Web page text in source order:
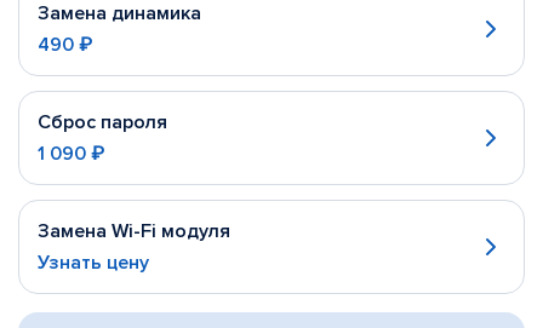
Замена динамика
490 ₽
Сброс пароля
1 090 ₽
Замена Wi-Fi модуля
Узнать цену